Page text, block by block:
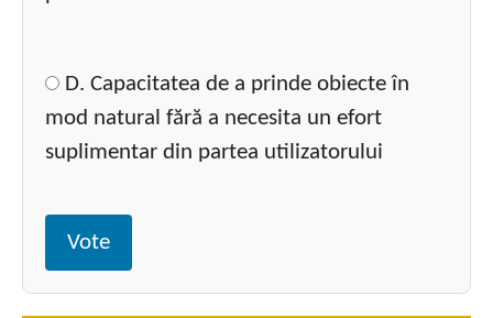
D. Capacitatea de a prinde obiecte în
mod natural fără a necesita un efort
suplimentar din partea utilizatorului
Vote